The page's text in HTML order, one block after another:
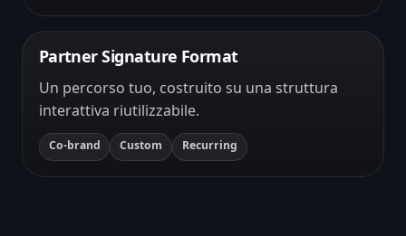
Partner Signature Format
Un percorso tuo, costruito su una struttura
interattiva riutilizzabile.
Co-brand Custom Recurring